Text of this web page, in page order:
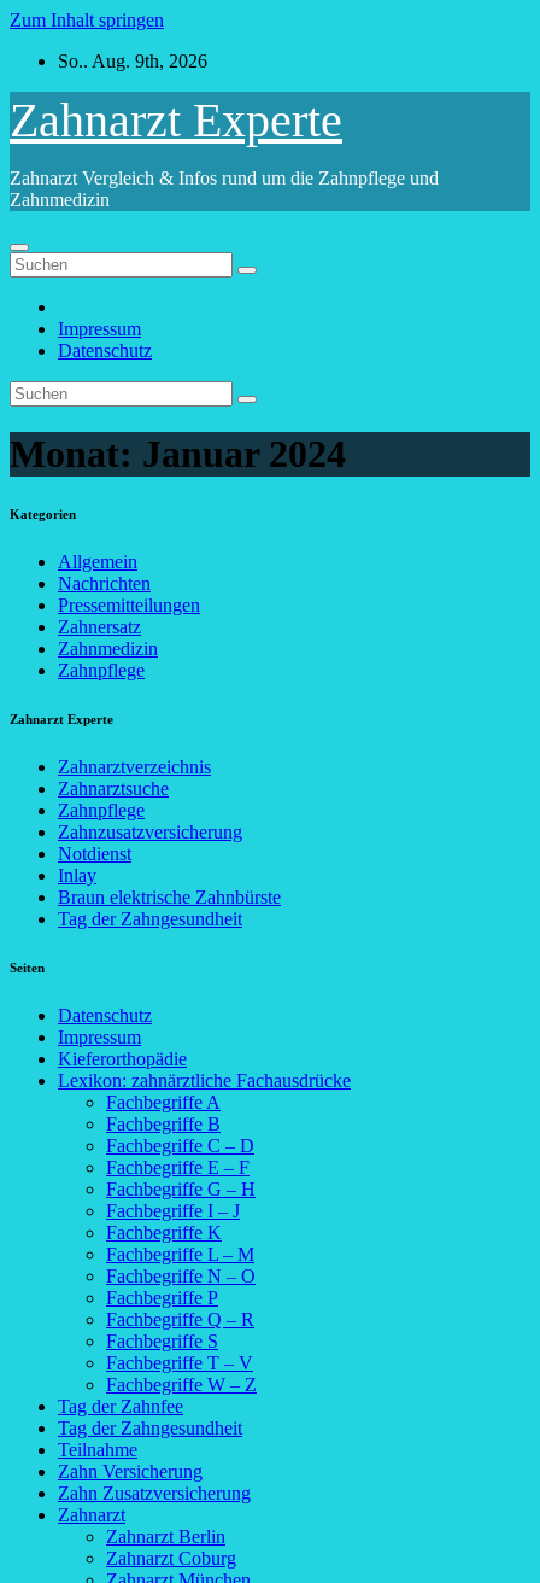
Zum Inhalt springen
So.. Aug. 9th, 2026
Zahnarzt Experte
Zahnarzt Vergleich & Infos rund um die Zahnpflege und
Zahnmedizin
Impressum
Datenschutz
Monat: Januar 2024
Kategorien
Allgemein
Nachrichten
Pressemitteilungen
Zahnersatz
Zahnmedizin
Zahnpflege
Zahnarzt Experte
Zahnarztverzeichnis
Zahnarztsuche
Zahnpflege
Zahnzusatzversicherung
Notdienst
Inlay
Braun elektrische Zahnbürste
Tag der Zahngesundheit
Seiten
Datenschutz
Impressum
Kieferorthopädie
Lexikon: zahnärztliche Fachausdrücke
Fachbegriffe A
Fachbegriffe B
Fachbegriffe C – D
Fachbegriffe E – F
Fachbegriffe G – H
Fachbegriffe I – J
Fachbegriffe K
Fachbegriffe L – M
Fachbegriffe N – O
Fachbegriffe P
Fachbegriffe Q – R
Fachbegriffe S
Fachbegriffe T – V
Fachbegriffe W – Z
Tag der Zahnfee
Tag der Zahngesundheit
Teilnahme
Zahn Versicherung
Zahn Zusatzversicherung
Zahnarzt
Zahnarzt Berlin
Zahnarzt Coburg